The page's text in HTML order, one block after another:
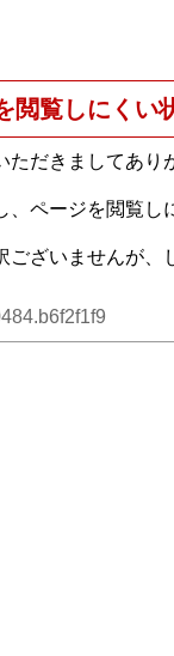
閲覧しにくい
だきましてあり
ページを閲覧し
ございませんが